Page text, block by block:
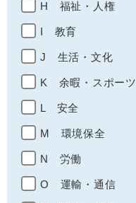
H 福祉・人権
I 教育
J 生活・文化
K 余暇・スポーツ
L 安全
M 環境保全
N 労働
O 運輸・通信